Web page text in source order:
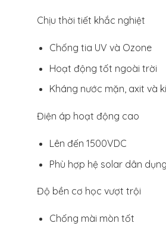
Chịu thời tiết khắc nghiệt
Chống tia UV và Ozone
Hoạt động tốt ngoài trời
Kháng nước mặn, axit và
Điện áp hoạt động cao
Lên đến 1500VDC
Phù hợp hệ solar dân
Độ bền cơ học vượt trội
Chống mài mòn tốt